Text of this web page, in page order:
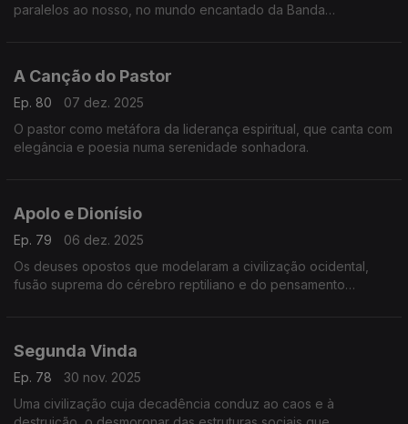
paralelos ao nosso, no mundo encantado da Banda
A Canção do Pastor
Ep. 80
07 dez. 2025
O pastor como metáfora da liderança espiritual, que canta com
elegância e poesia numa serenidade sonhadora.
Apolo e Dionísio
Ep. 79
06 dez. 2025
Os deuses opostos que modelaram a civilização ocidental,
fusão suprema do cérebro reptiliano e do pensamento
Segunda Vinda
Ep. 78
30 nov. 2025
Uma civilização cuja decadência conduz ao caos e à